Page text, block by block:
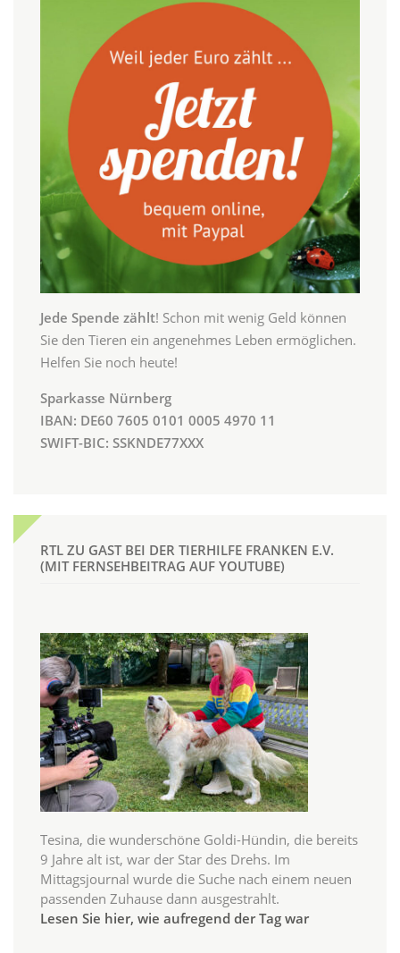
Jede Spende zählt! Schon mit wenig Geld können
Sie den Tieren ein angenehmes Leben ermöglichen.
Helfen Sie noch heute!
Sparkasse Nürnberg
IBAN: DE60 7605 0101 0005 4970 11
SWIFT-BIC: SSKNDE77XXX
RTL ZU GAST BEI DER TIERHILFE FRANKEN E.V.
(MIT FERNSEHBEITRAG AUF YOUTUBE)
Tesina, die wunderschöne Goldi-Hündin, die bereits
9 Jahre alt ist, war der Star des Drehs. Im
Mittagsjournal wurde die Suche nach einem neuen
passenden Zuhause dann ausgestrahlt.
Lesen Sie hier, wie aufregend der Tag war